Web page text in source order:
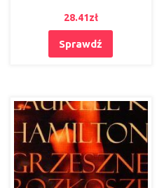
28.41zł
Sprawdź